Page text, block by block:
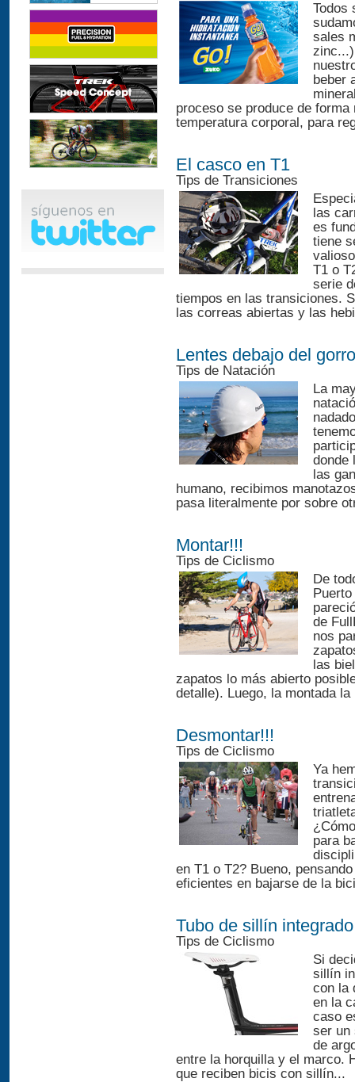
Todos
sales
beber
proceso se produce de
temperatura corporal, para
El casco en T1
Tips de Transiciones
las
es
tiene
T1 o
serie
tiempos en las transiciones.
las correas abiertas y las
Lentes debajo del gorro
Tips de Natación
La
donde
las
humano, recibimos
pasa literalmente por sobre
Montar!!!
Tips de Ciclismo
De
de
nos
las
zapatos lo más abierto
detalle). Luego, la montada
Desmontar!!!
Tips de Ciclismo
Ya
para
en T1 o T2? Bueno,
eficientes en bajarse de la
Tubo de sillín integrado
Tips de Ciclismo
Si
sillín
con la
en la
caso
ser un
de
entre la horquilla y el marco.
que reciben bicis con sillín...